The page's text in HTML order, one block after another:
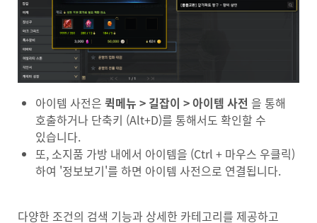
아이템 사전은 퀵메뉴 > 길잡이 > 아이템 사전 을 통해
호출하거나 단축키 (Alt+D)를 통해서도 확인할 수
있습니다.
또, 소지품 가방 내에서 아이템을 (Ctrl + 마우스 우클릭)
하여 '정보보기'를 하면 아이템 사전으로 연결됩니다.
다양한 조건의 검색 기능과 상세한 카테고리를 제공하고